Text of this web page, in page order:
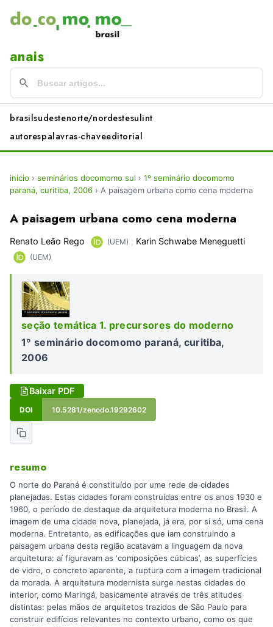
anais
brasilsudestenorte/nordestesulint
autorespalavras-chaveeditorial
início › seminários docomomo sul › 1º seminário docomomo
paraná, curitiba, 2006 › A paisagem urbana como cena moderna
A paisagem urbana como cena moderna
Renato Leão Rego (UEM) ; Karin Schwabe Meneguetti
(UEM)
seção temática 1. precursores do moderno
1º seminário docomomo paraná, curitiba,
2006
Baixar PDF
DOI 10.5281/zenodo.19292602
resumo
O norte do Paraná é constituído por ume rede de cidades
planejadas. Estas cidades foram construídas entre os anos 1930 e
1960, o período de destaque da arquitetura moderna no Brasil. A
imagem de uma cidade nova, planejada, já era, por si só, uma cena
moderna. Entretanto, as edificações que iam construindo a
paisagem urbana desta região acatavam a linguagem da nova
arquitetura: aí figuravam as ‘composições cúbicas’, as superfícies
de vidro, o concreto aparente, a ruptura com a imagem tradicional
da morada. A arquitetura modernista surge nestas cidades do
interior, como Maringá, basicamente através de três atitudes
distintas: pelas mãos de arquitetos trazidos de São Paulo para
construir edifícios relevantes no contexto urbano, como os que